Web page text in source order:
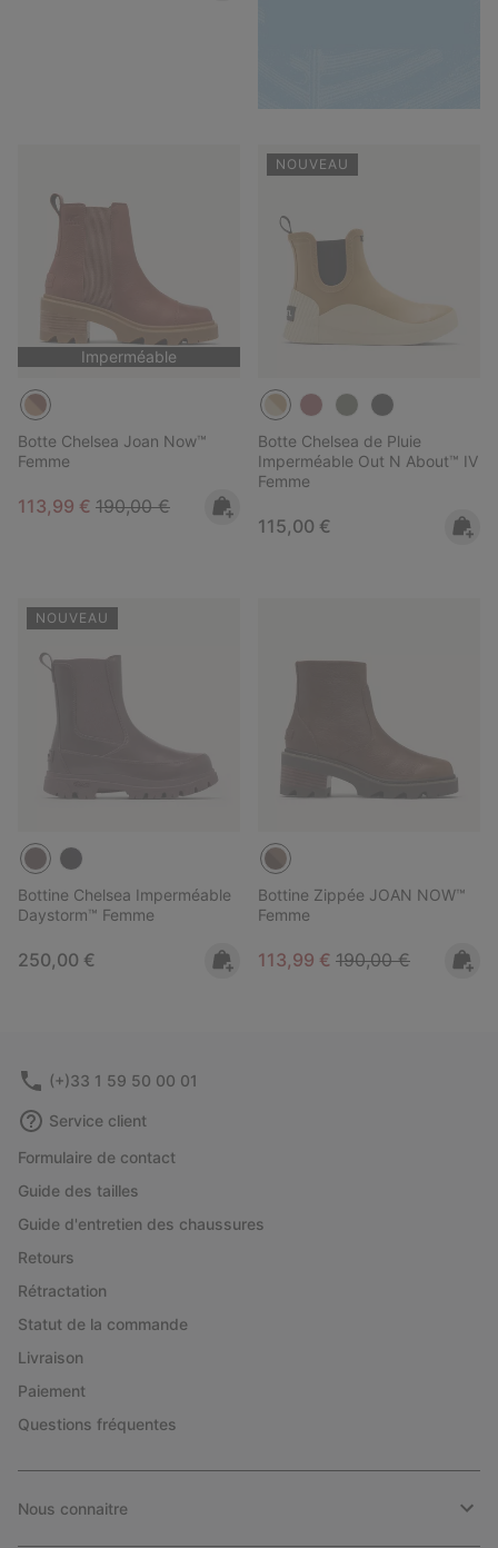
Imperméable
Botte Chelsea Joan Now™
Femme
Sale price:
113,99 € Regular price:
190,00 €
NOUVEAU
Botte Chelsea de Pluie
Imperméable Out N About™ IV
Femme
Regular price:
115,00 €
NOUVEAU
Bottine Chelsea Imperméable
Daystorm™ Femme
Regular price:
250,00 €
Bottine Zippée JOAN NOW™
Femme
Sale price:
113,99 € Regular price:
190,00 €
(+)33 1 59 50 00 01
Service client
Formulaire de contact
Guide des tailles
Guide d'entretien des chaussures
Retours
Rétractation
Statut de la commande
Livraison
Paiement
Questions fréquentes
Nous connaitre